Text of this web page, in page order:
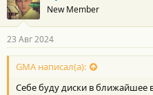
New Member
23 Авг 2024
GMA написал(а):
Себе буду диски в ближайшее